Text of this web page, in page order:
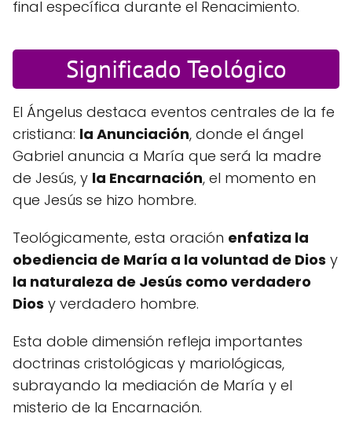
final específica durante el Renacimiento.
Significado Teológico
El Ángelus destaca eventos centrales de la fe
cristiana: la Anunciación, donde el ángel
Gabriel anuncia a María que será la madre
de Jesús, y la Encarnación, el momento en
que Jesús se hizo hombre.
Teológicamente, esta oración enfatiza la
obediencia de María a la voluntad de Dios y
la naturaleza de Jesús como verdadero
Dios y verdadero hombre.
Esta doble dimensión refleja importantes
doctrinas cristológicas y mariológicas,
subrayando la mediación de María y el
misterio de la Encarnación.